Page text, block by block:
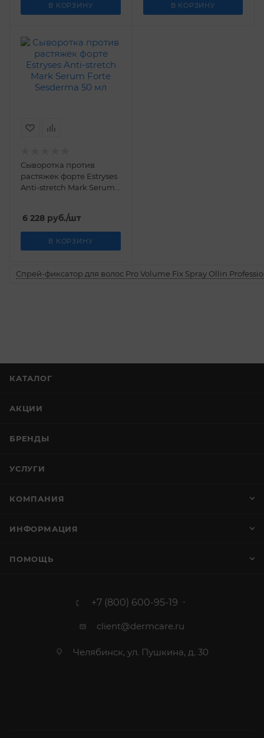
В КОРЗИНУ В КОРЗИНУ
Сыворотка против
растяжек форте Estryses
Anti-stretch Mark Serum
6 228 руб./шт
В КОРЗИНУ
Спрей-фиксатор для волос Pro Volume Fix Spray Ollin
КАТАЛОГ
АКЦИИ
БРЕНДЫ
УСЛУГИ
КОМПАНИЯ
ИНФОРМАЦИЯ
ПОМОЩЬ
+7 (800) 600-95-19
client@dermcare.ru
Челябинск, ул. Пушкина, д. 30